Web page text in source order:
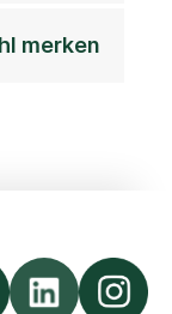
merken